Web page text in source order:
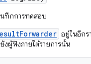
ทึกการทดสอบ
อยู่ในอีกร
ผู้ฟังภายใต้รายการนั้น